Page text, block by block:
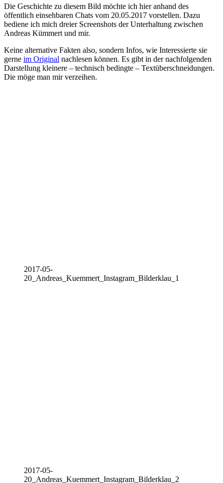
Die Geschichte zu diesem Bild möchte ich hier anhand des
öffentlich einsehbaren Chats vom 20.05.2017 vorstellen. Dazu
bediene ich mich dreier Screenshots der Unterhaltung zwischen
Andreas Kümmert und mir.
Keine alternative Fakten also, sondern Infos, wie Interessierte sie
gerne im Original nachlesen können. Es gibt in der nachfolgenden
Darstellung kleinere – technisch bedingte – Textüberschneidungen.
Die möge man mir verzeihen.
2017-05-
20_Andreas_Kuemmert_Instagram_Bilderklau_1
2017-05-
20_Andreas_Kuemmert_Instagram_Bilderklau_2